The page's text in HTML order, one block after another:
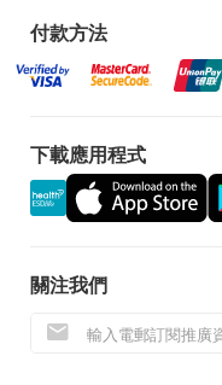
付款方法
下載應用程式
關注我們